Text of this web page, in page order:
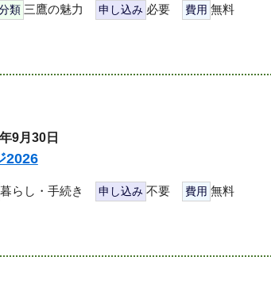
類 三鷹の魅力 申し込み 必要 費用 無料
9月30日
2026
暮らし・手続き 申し込み 不要 費用 無料